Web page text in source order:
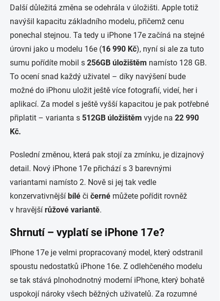
Další důležitá změna se odehrála v úložišti. Apple totiž
navýšil kapacitu základního modelu, přičemž cenu
ponechal stejnou. Ta tedy u iPhone 17e začíná na stejné
úrovni jako u modelu 16e (16 990 Kč), nyní si ale za tuto
sumu pořídíte mobil s 256GB úložištěm namísto 128 GB.
To ocení snad každý uživatel – díky navýšení bude
možné do iPhonu uložit ještě více fotografií, videí, her i
aplikací. Za model s ještě vyšší kapacitou je pak potřebné
připlatit – varianta s 512GB úložištěm vyjde na 22 990
Kč.
Poslední změnou, která pak stojí za zmínku, je dizajnový
detail. Nový iPhone 17e přichází s 3 barevnými
variantami namísto 2. Nově si jej tak vedle
konzervativnější bílé či černé můžete pořídit rovněž
v hravější růžové variantě.
Shrnutí – vyplatí se iPhone 17e?
IPhone 17e je velmi propracovaný model, který odstranil
spoustu nedostatků iPhone 16e. Z odlehčeného modelu
se tak stává plnohodnotný moderní iPhone, který bohatě
uspokojí nároky všech běžných uživatelů. Za rozumné